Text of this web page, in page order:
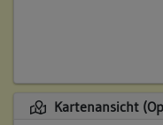
Kartenansicht